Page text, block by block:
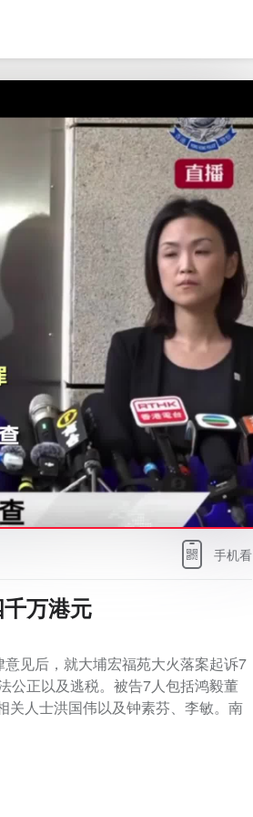
手机看
万港元
见后，就大埔宏福苑大火落案起诉7
公正以及逃税。被告7人包括鸿毅董
关人士洪国伟以及钟素芬、李敏。南